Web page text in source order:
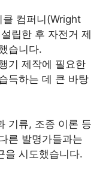
클 컴퍼니(Wright
립한 후 자전거 제
습니다.
기 제작에 필요한
득하는 데 큰 바탕
기류, 조종 이론 등
른 발명가들과는
을 시도했습니다.